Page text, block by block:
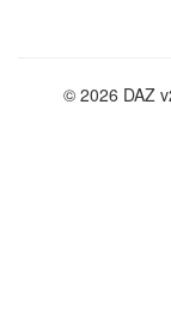
© 2026 DAZ